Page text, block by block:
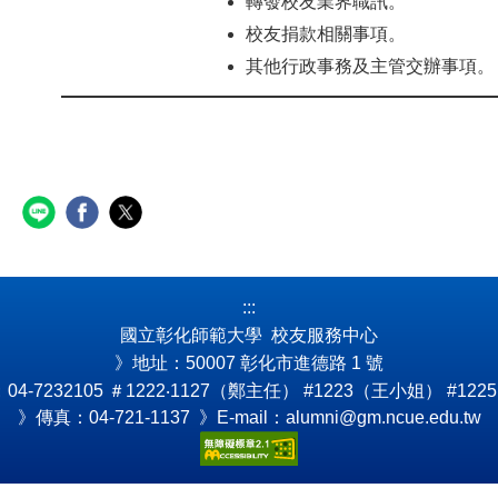
校友捐款相關事項。
其他行政事務及主管交辦事項。
:::
國立彰化師範大學 校友服務中心
》地址：50007 彰化市進德路 1 號
04-7232105 ＃1222‧1127（鄭主任） #1223（王小姐）
》傳真：04-721-1137 》E-mail：alumni@gm.ncue.edu.tw